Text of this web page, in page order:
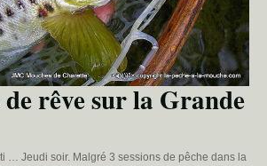
de rêve sur la Grande
… Jeudi soir. Malgré 3 sessions de pêche dans la